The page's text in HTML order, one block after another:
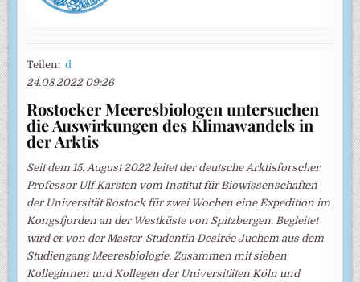
Teilen:d
24.08.2022 09:26
Rostocker Meeresbiologen untersuchen
die Auswirkungen des Klimawandels in
der Arktis
Seit dem 15. August 2022 leitet der deutsche Arktisforscher
Professor Ulf Karsten vom Institut für Biowissenschaften
der Universität Rostock für zwei Wochen eine Expedition im
Kongsfjorden an der Westküste von Spitzbergen. Begleitet
wird er von der Master-Studentin Desirée Juchem aus dem
Studiengang Meeresbiologie. Zusammen mit sieben
Kolleginnen und Kollegen der Universitäten Köln und